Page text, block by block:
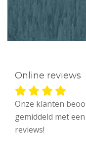
Online reviews
Onze klanten
gemiddeld met een
reviews!